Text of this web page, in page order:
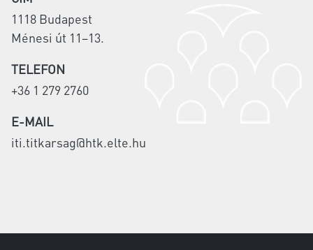
1118 Budapest
Ménesi út 11–13.
TELEFON
+36 1 279 2760
E-MAIL
iti.titkarsag@htk.elte.hu